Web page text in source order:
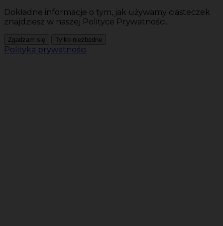
Dokładne informacje o tym, jak używamy ciasteczek
znajdziesz w naszej Polityce Prywatności.
Zgadzam się Tylko niezbędne
Polityka prywatności